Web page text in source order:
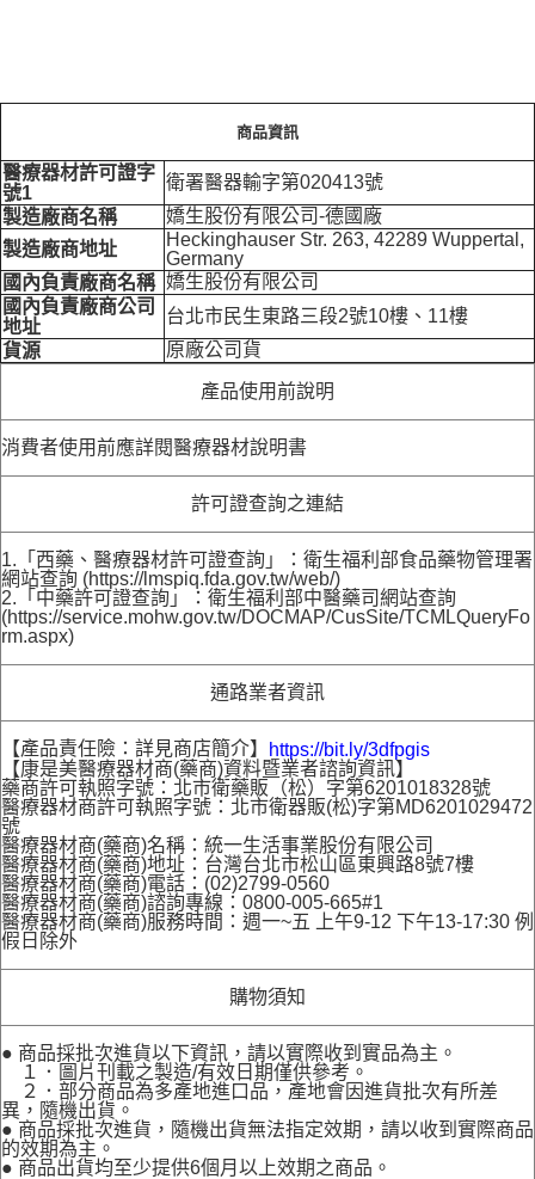
每筆NT$100，滿NT$799(含以上)免運費
商品資訊
醫療器材許可證字
號1
衛署醫器輸字第020413號
製造廠商名稱
嬌生股份有限公司-德國廠
製造廠商地址
Heckinghauser Str. 263, 42289 Wuppertal,
Germany
國內負責廠商名稱 嬌生股份有限公司
國內負責廠商公司
地址
台北市民生東路三段2號10樓、11樓
貨源
原廠公司貨
產品使用前說明
消費者使用前應詳閱醫療器材說明書
許可證查詢之連結
1.「西藥、醫療器材許可證查詢」：衛生福利部食品藥物管理署
網站查詢 (https://lmspiq.fda.gov.tw/web/)
2.「中藥許可證查詢」：衛生福利部中醫藥司網站查詢
(https://service.mohw.gov.tw/DOCMAP/CusSite/TCMLQueryFo
rm.aspx)
通路業者資訊
【產品責任險：詳見商店簡介】
https://bit.ly/3dfpgis
【康是美醫療器材商(藥商)資料暨業者諮詢資訊】
藥商許可執照字號：北市衛藥販（松）字第6201018328號
醫療器材商許可執照字號：北市衛器販(松)字第MD6201029472
號
醫療器材商(藥商)名稱：統一生活事業股份有限公司
醫療器材商(藥商)地址：台灣台北市松山區東興路8號7樓
醫療器材商(藥商)電話：(02)2799-0560
醫療器材商(藥商)諮詢專線：0800-005-665#1
醫療器材商(藥商)服務時間：週一~五 上午9-12 下午13-17:30 例
假日除外
購物須知
● 商品採批次進貨以下資訊，請以實際收到實品為主。
１．圖片刊載之製造/有效日期僅供參考。
２．部分商品為多產地進口品，產地會因進貨批次有所差
異，隨機出貨。
● 商品採批次進貨，隨機出貨無法指定效期，請以收到實際商品
的效期為主。
● 商品出貨均至少提供6個月以上效期之商品。